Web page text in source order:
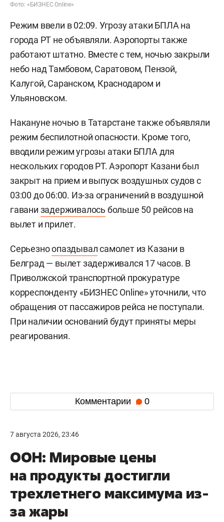
Фото: «БИЗНЕС Online»
Режим ввели в 02:09. Угрозу атаки БПЛА на
города РТ не объявляли. Аэропорты также
работают штатно. Вместе с тем, ночью закрыли
небо над Тамбовом, Саратовом, Пензой,
Калугой, Саранском, Краснодаром и
Ульяновском.
Накануне ночью в Татарстане также объявляли
режим беспилотной опасности. Кроме того,
вводили режим угрозы атаки БПЛА для
нескольких городов РТ. Аэропорт Казани был
закрыт на прием и выпуск воздушных судов с
03:00 до 06:00. Из-за ограничений в воздушной
гавани задерживалось больше 50 рейсов на
вылет и прилет.
Серьезноопаздывалсамолет из Казани в
Белград — вылет задерживался 17 часов. В
Приволжской транспортной прокуратуре
корреспонденту «БИЗНЕС Online» уточнили, что
обращения от пассажиров рейса не поступали.
При наличии оснований будут приняты меры
реагирования.
Комментарии 0
7 августа 2026, 23:46
ООН: Мировые цены
на продукты достигли
трехлетнего максимума из-
за жары